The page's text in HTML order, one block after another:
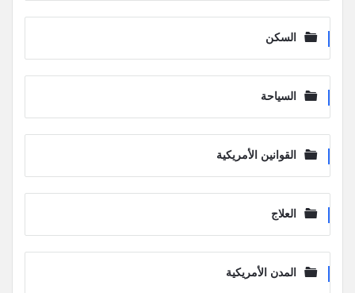
السكن
السياحة
القوانين الأمريكية
العلاج
المدن الأمريكية